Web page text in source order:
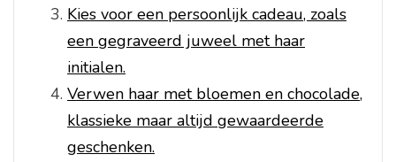
Kies voor een persoonlijk cadeau, zoals
een gegraveerd juweel met haar
initialen.
Verwen haar met bloemen en chocolade,
klassieke maar altijd gewaardeerde
geschenken.